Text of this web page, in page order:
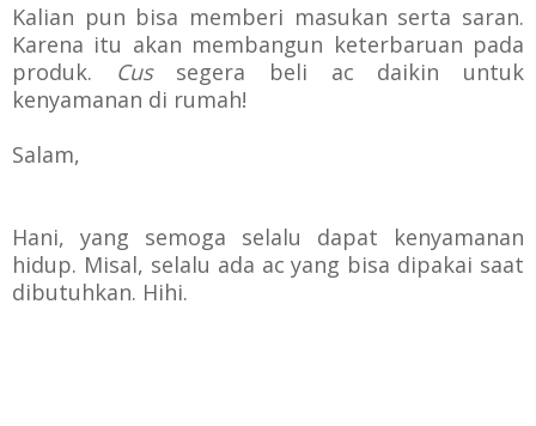
Kalian pun bisa memberi masukan serta saran.
Karena itu akan membangun keterbaruan pada
produk. Cus segera beli ac daikin untuk
kenyamanan di rumah!
Salam,
Hani, yang semoga selalu dapat kenyamanan
hidup. Misal, selalu ada ac yang bisa dipakai saat
dibutuhkan. Hihi.